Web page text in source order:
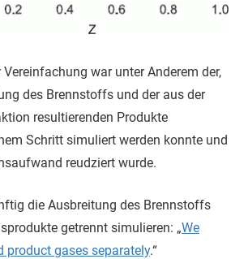
Vereinfachung war unter Anderem der,
des Brennstoffs und der aus der
resultierenden Produkte
Schritt simuliert werden konnte und
reudziert wurde.
die Ausbreitung des Brennstoffs
getrennt simulieren: „We
product gases separately.“